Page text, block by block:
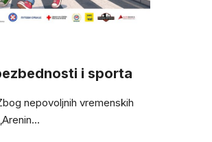
i sporta
nepovoljnih vremenskih